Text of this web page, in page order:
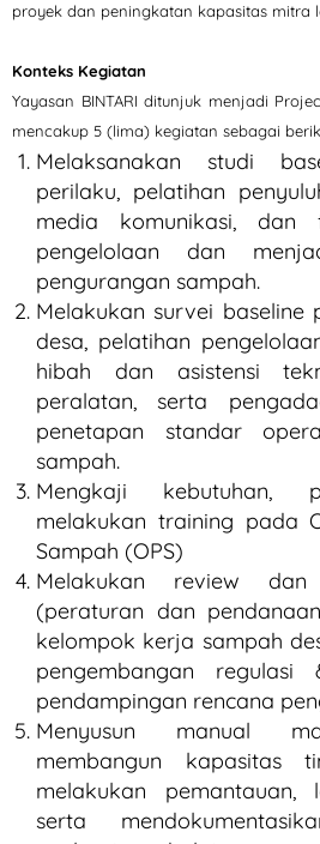
proyek dan peningkatan kapasitas mitra
Konteks Kegiatan
Yayasan BINTARI ditunjuk menjadi
mencakup 5 (lima) kegiatan sebagai
Melaksanakan studi
perilaku, pelatihan
media komunikasi, dan
pengelolaan dan
pengurangan sampah.
Melakukan survei baseline
desa, pelatihan
hibah dan asistensi
peralatan, serta
penetapan standar
sampah.
Mengkaji kebutuhan,
melakukan training pada
Sampah (OPS)
Melakukan review
(peraturan dan
kelompok kerja sampah
pengembangan
pendampingan rencana
Menyusun manual
membangun
melakukan
serta